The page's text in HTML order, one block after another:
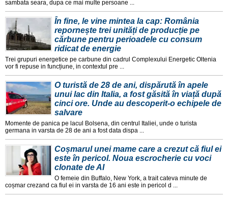
sambata seara, dupa ce mai multe persoane ...
În fine, le vine mintea la cap: România
repornește trei unități de producție pe
cărbune pentru perioadele cu consum
ridicat de energie
Trei grupuri energetice pe carbune din cadrul Complexului Energetic Oltenia
vor fi repuse in funcțiune, in contextul pre ...
O turistă de 28 de ani, dispărută în apele
unui lac din Italia, a fost găsită în viață după
cinci ore. Unde au descoperit-o echipele de
salvare
Momente de panica pe lacul Bolsena, din centrul Italiei, unde o turista
germana in varsta de 28 de ani a fost data dispa ...
Coșmarul unei mame care a crezut că fiul ei
este în pericol. Noua escrocherie cu voci
clonate de AI
O femeie din Buffalo, New York, a trait cateva minute de
coșmar crezand ca fiul ei in varsta de 16 ani este in pericol d ...